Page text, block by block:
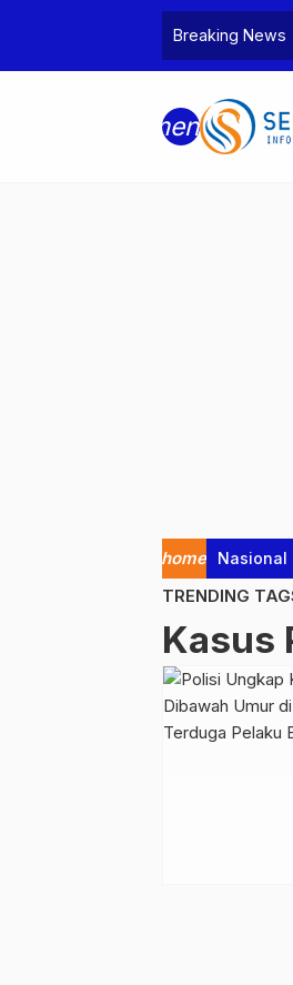
Breaking News
menu
home Nasional
TRENDING
Kasus